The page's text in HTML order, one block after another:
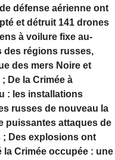
défense aérienne ont
et détruit 141 drones
à voilure fixe au-
des régions russes,
des mers Noire et
; De la Crimée à
: les installations
russes de nouveau la
puissantes attaques de
; Des explosions ont
la Crimée occupée : une